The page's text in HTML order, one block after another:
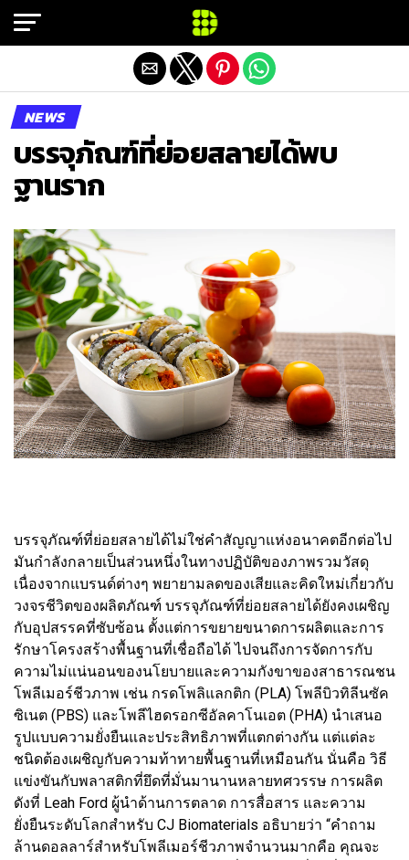
NEWS
บรรจุภัณฑ์ที่ย่อยสลายได้พบ
ฐานราก
บรรจุภัณฑ์ที่ย่อยสลายได้ไม่ใช่คำสัญญาแห่งอนาคตอีกต่อไป
มันกำลังกลายเป็นส่วนหนึ่งในทางปฏิบัติของภาพรวมวัสดุ
เนื่องจากแบรนด์ต่างๆ พยายามลดของเสียและคิดใหม่เกี่ยวกับ
วงจรชีวิตของผลิตภัณฑ์ บรรจุภัณฑ์ที่ย่อยสลายได้ยังคงเผชิญ
กับอุปสรรคที่ซับซ้อน ตั้งแต่การขยายขนาดการผลิตและการ
รักษาโครงสร้างพื้นฐานที่เชื่อถือได้ ไปจนถึงการจัดการกับ
ความไม่แน่นอนของนโยบายและความกังขาของสาธารณชน
โพลีเมอร์ชีวภาพ เช่น กรดโพลิแลกติก (PLA) โพลีบิวทิลีนซัค
ซิเนต (PBS) และโพลีไฮดรอกซีอัลคาโนเอต (PHA) นำเสนอ
รูปแบบความยั่งยืนและประสิทธิภาพที่แตกต่างกัน แต่แต่ละ
ชนิดต้องเผชิญกับความท้าทายพื้นฐานที่เหมือนกัน นั่นคือ วิธี
แข่งขันกับพลาสติกที่ยึดที่มั่นมานานหลายทศวรรษ การผลิต
ดังที่ Leah Ford ผู้นำด้านการตลาด การสื่อสาร และความ
ยั่งยืนระดับโลกสำหรับ CJ Biomaterials อธิบายว่า “คำถาม
ล้านดอลลาร์สำหรับโพลีเมอร์ชีวภาพจำนวนมากคือ คุณจะ
Exit mobile version